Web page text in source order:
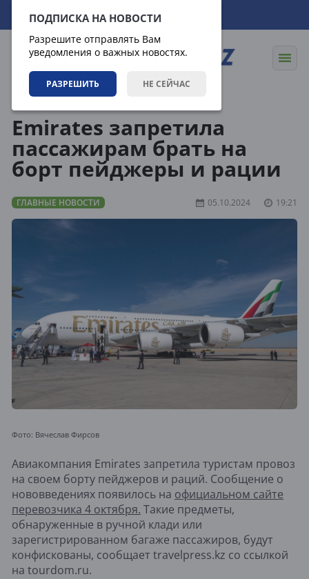
ПОДПИСКА НА НОВОСТИ
Разрешите отправлять Вам
уведомления о важных новостях.
РАЗРЕШИТЬ НЕ СЕЙЧАС
06.08.2026 14:54:45
Emirates запретила
пассажирам брать на
борт пейджеры и рации
ГЛАВНЫЕ НОВОСТИ 05.10.2024 19:21
Фото: Вячеслав Фирсов
Авиакомпания Emirates запретила туристам провоз
на своем борту пейджеров и раций. Сообщение о
нововведениях появилось на официальном сайте
перевозчика 4 октября. Такие предметы,
обнаруженные в ручной клади или
зарегистрированном багаже пассажиров, будут
конфискованы, сообщает travelpress.kz со ссылкой
на tourdom.ru.